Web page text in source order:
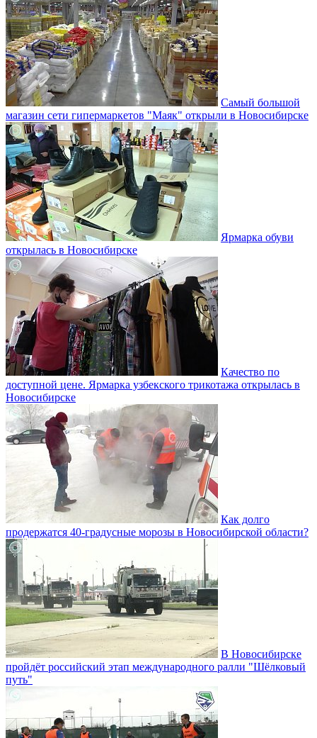
Самый большой
магазин сети гипермаркетов "Маяк" открыли в Новосибирске
Ярмарка обуви
открылась в Новосибирске
Качество по
доступной цене. Ярмарка узбекского трикотажа открылась в
Новосибирске
Как долго
продержатся 40-градусные морозы в Новосибирской области?
В Новосибирске
пройдёт российский этап международного ралли "Шёлковый
путь"